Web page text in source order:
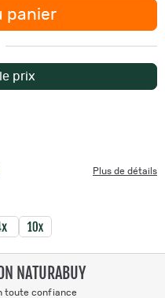
panier
prix
Plus de détails
NATURABUY
toute confiance